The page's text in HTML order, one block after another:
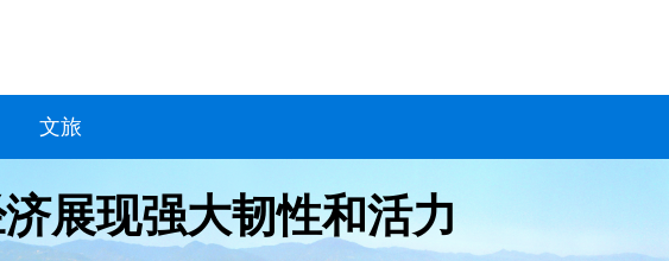
文旅
展现强大韧性和活力